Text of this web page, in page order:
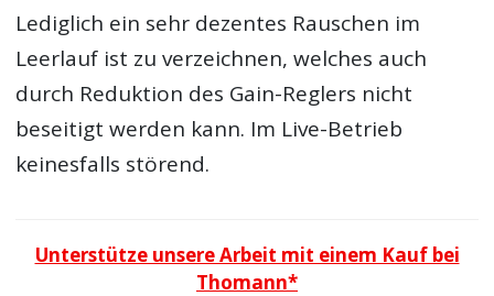
Lediglich ein sehr dezentes Rauschen im
Leerlauf ist zu verzeichnen, welches auch
durch Reduktion des Gain-Reglers nicht
beseitigt werden kann. Im Live-Betrieb
keinesfalls störend.
Unterstütze unsere Arbeit mit einem Kauf bei
Thomann*